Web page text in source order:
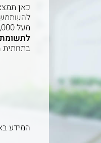
כאן
להשתמש
מעל 1,000 מלגות שונות.
בתחתית
המידע באתר